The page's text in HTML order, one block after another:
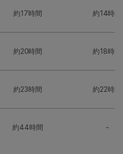
約17時間 約14時間
約20時間 約18時間
約23時間 約22時間
約44時間 -